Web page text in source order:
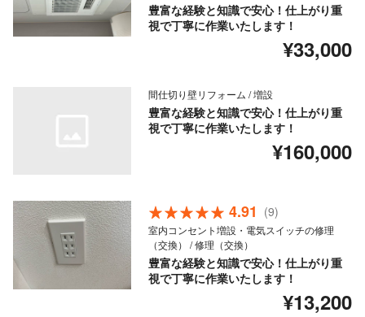
豊富な経験と知識で安心！仕上がり重
視で丁寧に作業いたします！
¥33,000
間仕切り壁リフォーム / 増設
豊富な経験と知識で安心！仕上がり重
視で丁寧に作業いたします！
¥160,000
4.91 (9)
室内コンセント増設・電気スイッチの修理
（交換） / 修理（交換）
豊富な経験と知識で安心！仕上がり重
視で丁寧に作業いたします！
¥13,200